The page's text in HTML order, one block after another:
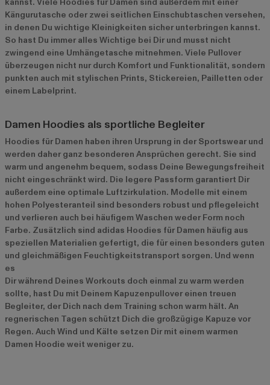
kannst. Viele Hoodies für Damen sind außerdem mit einer
Kängurutasche oder zwei seitlichen Einschubtaschen versehen,
in denen Du wichtige Kleinigkeiten sicher unterbringen kannst.
So hast Du immer alles Wichtige bei Dir und musst nicht
zwingend eine Umhängetasche mitnehmen. Viele Pullover
überzeugen nicht nur durch Komfort und Funktionalität, sondern
punkten auch mit stylischen Prints, Stickereien, Pailletten oder
einem Labelprint.
Damen Hoodies als sportliche Begleiter
Hoodies für Damen haben ihren Ursprung in der Sportswear und
werden daher ganz besonderen Ansprüchen gerecht. Sie sind
warm und angenehm bequem, sodass Deine Bewegungsfreiheit
nicht eingeschränkt wird. Die legere Passform garantiert Dir
außerdem eine optimale Luftzirkulation. Modelle mit einem
hohen Polyesteranteil sind besonders robust und pflegeleicht
und verlieren auch bei häufigem Waschen weder Form noch
Farbe. Zusätzlich sind adidas Hoodies für Damen häufig aus
speziellen Materialien gefertigt, die für einen besonders guten
und gleichmäßigen Feuchtigkeitstransport sorgen. Und wenn
es
Dir während Deines Workouts doch einmal zu warm werden
sollte, hast Du mit Deinem Kapuzenpullover einen treuen
Begleiter, der Dich nach dem Training schon warm hält. An
regnerischen Tagen schützt Dich die großzügige Kapuze vor
Regen. Auch Wind und Kälte setzen Dir mit einem warmen
Damen Hoodie weit weniger zu.